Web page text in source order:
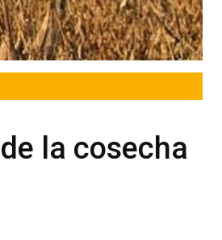
la cosecha